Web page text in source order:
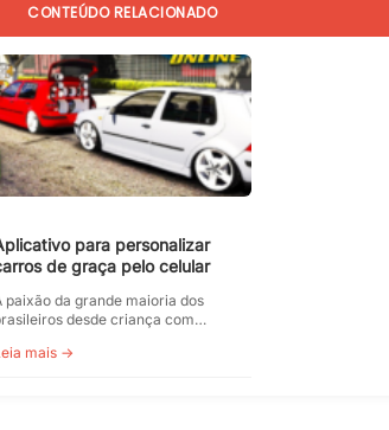
CONTEÚDO RELACIONADO
para personalizar
de graça pelo celular
paixão da grande maioria dos
desde criança com…
mais →